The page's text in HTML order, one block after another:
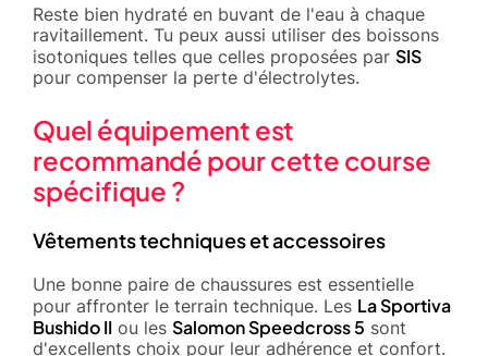
Reste bien hydraté en buvant de l'eau à chaque
ravitaillement. Tu peux aussi utiliser des boissons
isotoniques telles que celles proposées par SIS
pour compenser la perte d'électrolytes.
Quel équipement est
recommandé pour cette course
spécifique ?
Vêtements techniques et accessoires
Une bonne paire de chaussures est essentielle
pour affronter le terrain technique. Les La Sportiva
Bushido II ou les Salomon Speedcross 5 sont
d'excellents choix pour leur adhérence et confort.